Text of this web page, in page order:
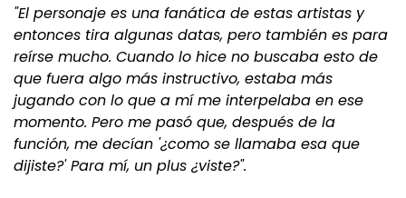
"El personaje es una fanática de estas artistas y
entonces tira algunas datas, pero también es para
reírse mucho. Cuando lo hice no buscaba esto de
que fuera algo más instructivo, estaba más
jugando con lo que a mí me interpelaba en ese
momento. Pero me pasó que, después de la
función, me decían '¿como se llamaba esa que
dijiste?' Para mí, un plus ¿viste?".